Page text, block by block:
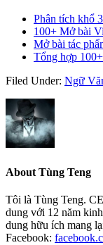
Phân tích khổ
100+ Mở bài
Mở bài tác
Tổng hợp
Filed Under: Ngữ
About Tùng Teng
Tôi là Tùng Teng.
dung với 12 năm
dung hữu ích mang
Facebook: